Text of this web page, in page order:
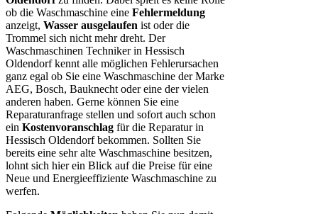
ob die Waschmaschine eine Fehlermeldung
anzeigt, Wasser ausgelaufen ist oder die
Trommel sich nicht mehr dreht. Der
Waschmaschinen Techniker in Hessisch
Oldendorf kennt alle möglichen Fehlerursachen
ganz egal ob Sie eine Waschmaschine der Marke
AEG, Bosch, Bauknecht oder eine der vielen
anderen haben. Gerne können Sie eine
Reparaturanfrage stellen und sofort auch schon
ein Kostenvoranschlag für die Reparatur in
Hessisch Oldendorf bekommen. Sollten Sie
bereits eine sehr alte Waschmaschine besitzen,
lohnt sich hier ein Blick auf die Preise für eine
Neue und Energieeffiziente Waschmaschine zu
werfen.